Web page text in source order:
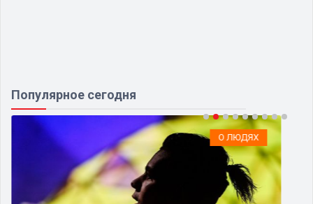
Популярное сегодня
О ЛЮДЯХ